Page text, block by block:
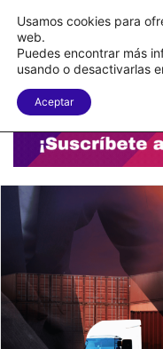
Menu
Usamos cookies para
web.
Puedes encontrar más
usando o desactivarlas
Aceptar